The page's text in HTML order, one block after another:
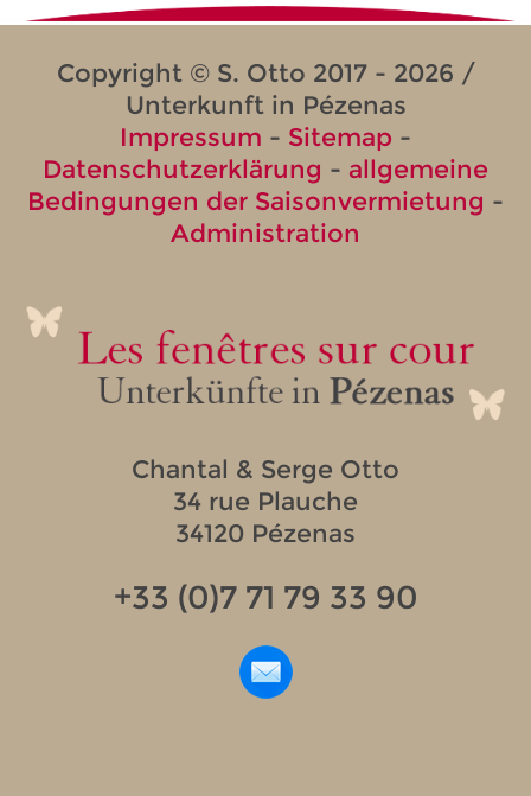
Copyright © S. Otto 2017 - 2026 /
Unterkunft in Pézenas
Impressum - Sitemap -
Datenschutzerklärung - allgemeine
Bedingungen der Saisonvermietung -
Administration
Chantal & Serge Otto
34 rue Plauche
34120 Pézenas
+33 (0)7 71 79 33 90